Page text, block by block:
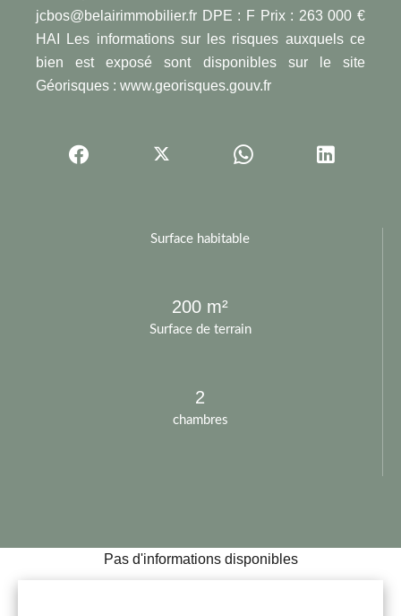
Surface habitable
Surface de terrain
200 m²
chambres
2
jcbos@belairimmobilier.fr DPE : F Prix : 263 000 €
HAI Les informations sur les risques auxquels ce
bien est exposé sont disponibles sur le site
Géorisques : www.georisques.gouv.fr
Pas d'informations disponibles